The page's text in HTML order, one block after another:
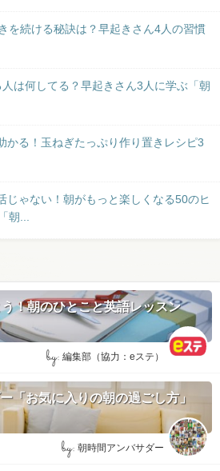
を続ける秘訣は？早起きさん4人の習慣
は何してる？早起きさん3人に学ぶ「朝
かる！玉ねぎたっぷり作り置きレシピ3
じゃない！朝がもっと楽しくなる50のヒ
朝...
！朝のひとこと英語レッスン
by: 編集部（協力：eステ）
「お気に入りの朝の過ごし方」
by: 朝時間アンバサダー